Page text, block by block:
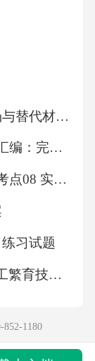
时为bew
复
中国绢云母矿化妆品填料市场与替代材料对比研究
2023-2025全国高考英语试题汇编：完形填空
高考物理一轮复习 考点精讲 考点08 实验：探究弹簧弹力与形变量的关系 （原卷版）
习试题
DB43-T 2390-2022 小龙虾人工繁育技术规程
852-1180